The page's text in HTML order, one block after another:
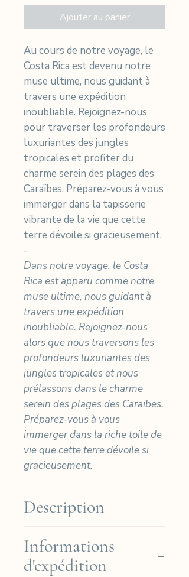
Ajouter au panier
Au cours de notre voyage, le
Costa Rica est devenu notre
muse ultime, nous guidant à
travers une expédition
inoubliable. Rejoignez-nous
pour traverser les profondeurs
luxuriantes des jungles
tropicales et profiter du
charme serein des plages des
Caraïbes. Préparez-vous à vous
immerger dans la tapisserie
vibrante de la vie que cette
terre dévoile si gracieusement.
-
Dans notre voyage, le Costa
Rica est apparu comme notre
muse ultime, nous guidant à
travers une expédition
inoubliable. Rejoignez-nous
alors que nous traversons les
profondeurs luxuriantes des
jungles tropicales et nous
prélassons dans le charme
serein des plages des Caraïbes.
Préparez-vous à vous
immerger dans la riche toile de
vie que cette terre dévoile si
gracieusement.
Description
à la main sur du papier Arches
Platine de haute qualité (Coton
Informations
d'expédition